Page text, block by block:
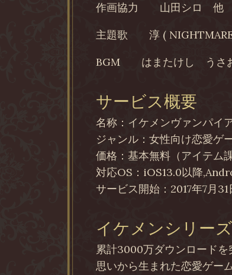
作画協力
山田シロ 他
主題歌
淳 (
BGM
はまたけし うさ
サービス概要
名称：イケメンヴァンパイ
ジャンル：女性向け恋愛ゲ
価格：基本無料（アイテム
対応OS：iOS13.0以降
サービス開始：2017年7月31
イケメンシリー
累計3000万ダウンロード
思いから生まれた恋愛ゲー